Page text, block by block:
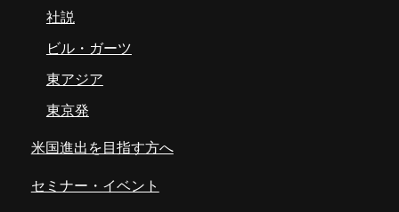
社説
ビル・ガーツ
東アジア
東京発
米国進出を目指す方へ
セミナー・イベント